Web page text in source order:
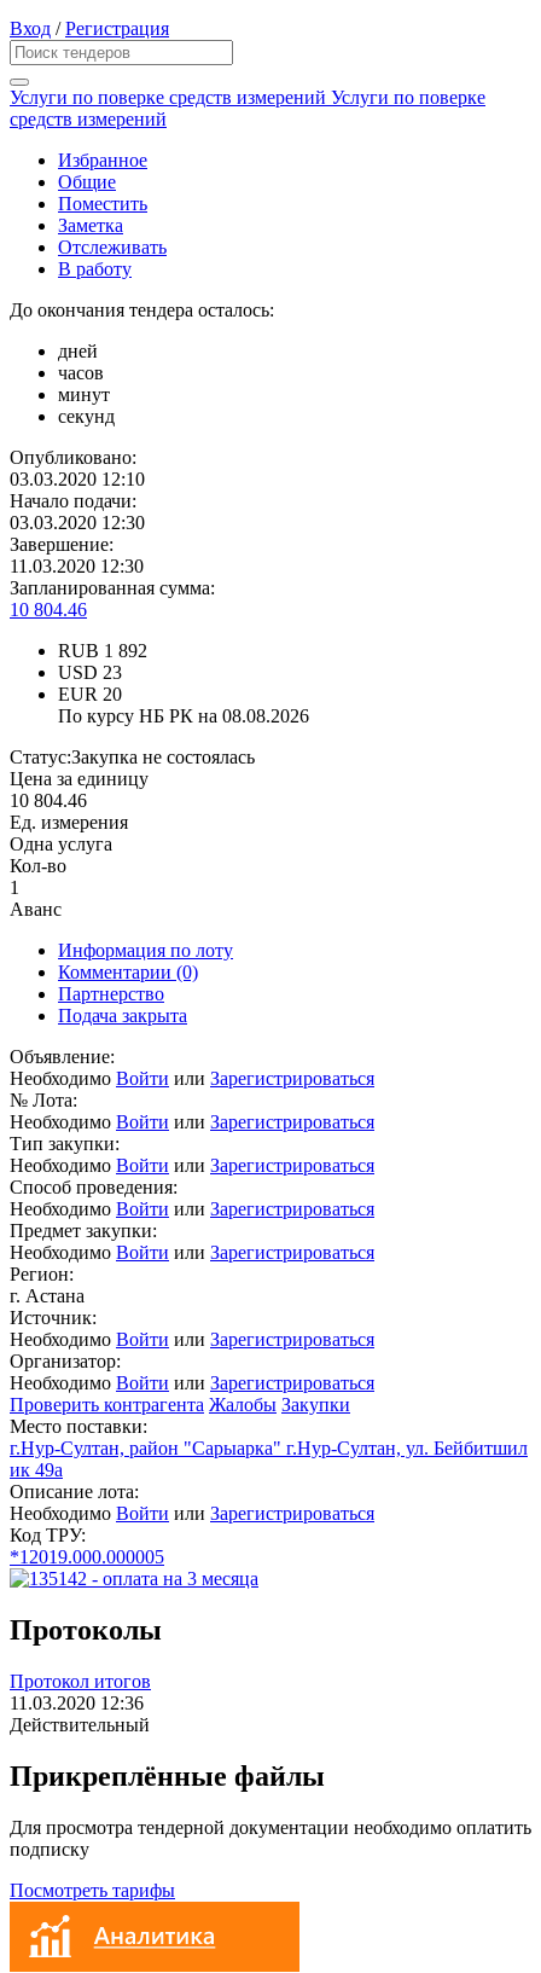
Вход /Регистрация
Услуги по поверке средств измерений Услуги по поверке
средств измерений
Избранное
Общие
Поместить
Заметка
Отслеживать
В работу
До окончания тендера осталось:
дней
часов
минут
секунд
Опубликовано:
03.03.2020 12:10
Начало подачи:
03.03.2020 12:30
Завершение:
11.03.2020 12:30
Запланированная сумма:
10 804.46
RUB 1 892
USD 23
EUR 20
По курсу НБ РК на 08.08.2026
Статус:Закупка не состоялась
Цена за единицу
10 804.46
Ед. измерения
Одна услуга
Кол-во
1
Аванс
Информация по лоту
Комментарии (0)
Партнерство
Подача закрыта
Объявление:
Необходимо Войти или Зарегистрироваться
№ Лота:
Необходимо Войти или Зарегистрироваться
Тип закупки:
Необходимо Войти или Зарегистрироваться
Способ проведения:
Необходимо Войти или Зарегистрироваться
Предмет закупки:
Необходимо Войти или Зарегистрироваться
Регион:
г. Астана
Источник:
Необходимо Войти или Зарегистрироваться
Организатор:
Необходимо Войти или Зарегистрироваться
Проверить контрагента Жалобы Закупки
Место поставки:
г.Нур-Султан, район "Сарыарка" г.Нур-Султан, ул. Бейбитшил
ик 49а
Описание лота:
Необходимо Войти или Зарегистрироваться
Код ТРУ:
*12019.000.000005
Протоколы
Протокол итогов
11.03.2020 12:36
Действительный
Прикреплённые файлы
Для просмотра тендерной документации необходимо оплатить
подписку
Посмотреть тарифы